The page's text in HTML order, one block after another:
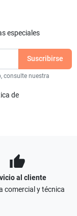
especiales
consulte nuestra
de
thumb_up
al cliente
comercial y técnica